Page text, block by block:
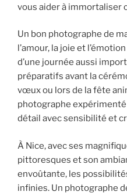
vous aider à immortaliser
Un bon photographe de
l’amour, la joie et
d’une journée aussi
préparatifs avant la
vœux ou lors de la fête
photographe
détail avec sensibilité et
À Nice, avec ses
pittoresques et son
envoûtante, les
infinies. Un photographe